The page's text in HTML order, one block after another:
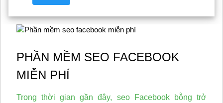
PHẦN MỀM SEO FACEBOOK
MIỄN PHÍ
Trong thời gian gần đây, seo Facebook bỗng trở